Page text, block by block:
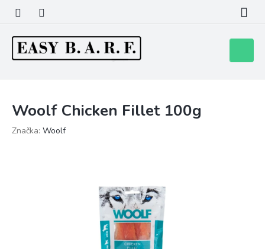
obsah
košík
Woolf Chicken Fillet 100g
Značka: Woolf